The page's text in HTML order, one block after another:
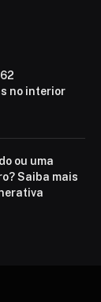
no interior
ou uma
Saiba mais